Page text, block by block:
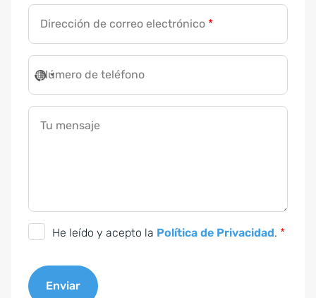
*
Dirección de correo electrónico *
Número de teléfono
Tu mensaje
n
s
He leído y acepto la Política de Privacidad. *
Enviar